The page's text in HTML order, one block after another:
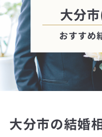
大分
おすすめ
大分市の結婚